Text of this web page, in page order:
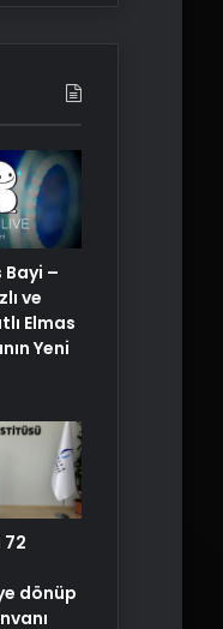
Bayi –
ve
Elmas
Yeni
72
dönüp